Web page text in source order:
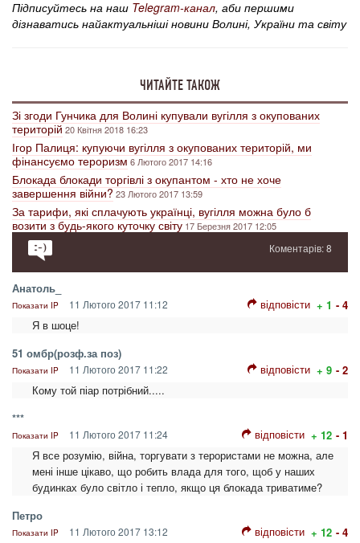
Підписуйтесь на наш Telegram-канал, аби першими
дізнаватись найактуальніші новини Волині, України та світу
ЧИТАЙТЕ ТАКОЖ
Зі згоди Гунчика для Волині купували вугілля з окупованих
територій20 Квітня 2018 16:23
Ігор Палиця: купуючи вугілля з окупованих територій, ми
фінансуємо тероризм6 Лютого 2017 14:16
Блокада блокади торгівлі з окупантом - хто не хоче
завершення війни?23 Лютого 2017 13:59
За тарифи, які сплачують українці, вугілля можна було б
возити з будь-якого куточку світу 17 Березня 2017 12:05
Коментарів: 8
Анатоль_
Показати IP 11 Лютого 2017 11:12 відповісти + 1 - 4
Я в шоце!
51 омбр(розф.за поз)
Показати IP 11 Лютого 2017 11:22 відповісти + 9 - 2
Кому той піар потрібний.....
***
Показати IP 11 Лютого 2017 11:24 відповісти + 12 - 1
Я все розумію, війна, торгувати з терористами не можна, але
мені інше цікаво, що робить влада для того, щоб у наших
будинках було світло і тепло, якщо ця блокада триватиме?
Петро
Показати IP 11 Лютого 2017 13:12 відповісти + 12 - 4